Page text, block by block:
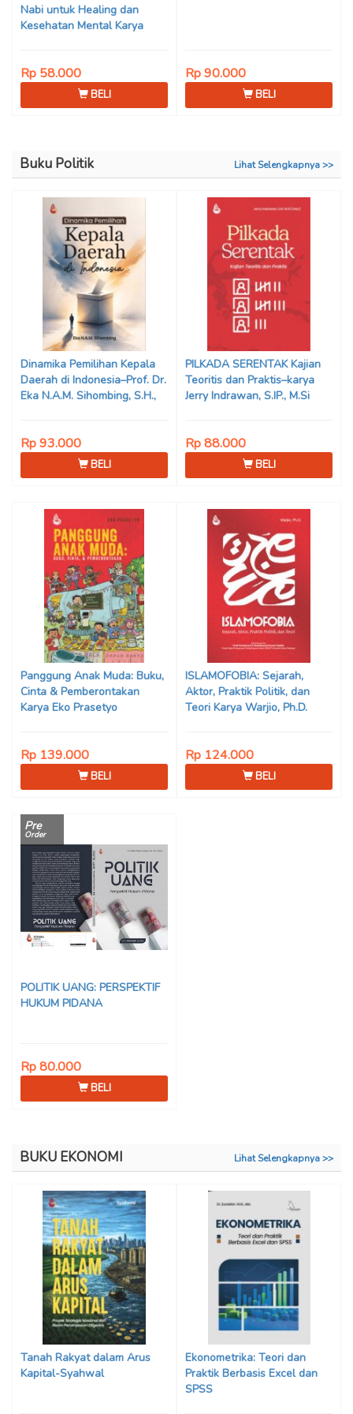
Nabi untuk Healing dan
Kesehatan Mental Karya
Saniyya Fadhila, Avanda
Chintya Cahyaning Putri, dan
Arjunedi
Rp 58.000
BELI
Rp 90.000
BELI
Buku Politik Lihat Selengkapnya >>
Dinamika Pemilihan Kepala
Daerah di Indonesia–Prof. Dr.
Eka N.A.M. Sihombing, S.H.,
Rp 93.000
BELI
PILKADA SERENTAK Kajian
Teoritis dan Praktis–karya
Jerry Indrawan, S.IP., M.Si
Rp 88.000
BELI
Panggung Anak Muda: Buku,
Cinta & Pemberontakan
Karya Eko Prasetyo
Rp 139.000
BELI
ISLAMOFOBIA: Sejarah,
Aktor, Praktik Politik, dan
Teori Karya Warjio, Ph.D.
Rp 124.000
BELI
Pre
Order
POLITIK UANG: PERSPEKTIF
HUKUM PIDANA
Rp 80.000
BELI
BUKU EKONOMI Lihat Selengkapnya >>
Tanah Rakyat dalam Arus
Kapital-Syahwal
Ekonometrika: Teori dan
Praktik Berbasis Excel dan
SPSS